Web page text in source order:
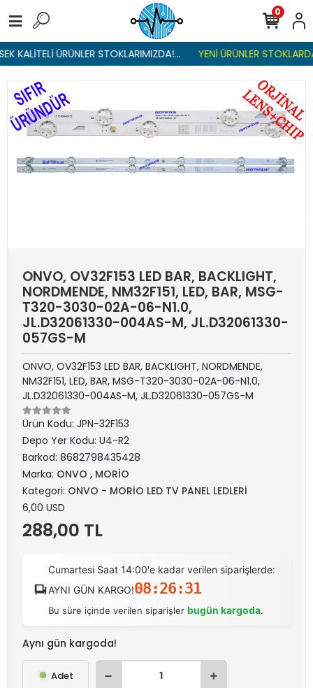
KALİTELİ ÜRÜNLER STOKLARIMIZDA!... YENİ ÜRÜNLER
0
ONVO, OV32F153 LED BAR, BACKLIGHT,
NORDMENDE, NM32F151, LED, BAR, MSG-
T320-3030-02A-06-N1.0,
JL.D32061330-004AS-M, JL.D32061330-
057GS-M
ONVO, OV32F153 LED BAR, BACKLIGHT, NORDMENDE,
NM32F151, LED, BAR, MSG-T320-3030-02A-06-N1.0,
JL.D32061330-004AS-M, JL.D32061330-057GS-M
Ürün Kodu: JPN-32F153
Depo Yer Kodu: U4-R2
Barkod: 8682798435428
Marka: ONVO , MORİO
Kategori: ONVO - MORİO LED TV PANEL LEDLERİ
6,00 USD
288,00 TL
Cumartesi Saat 14:00'e kadar verilen siparişlerde:
AYNI GÜN KARGO!08:26:31
Bu süre içinde verilen siparişler bugün kargoda.
Aynı gün kargoda!
Adet